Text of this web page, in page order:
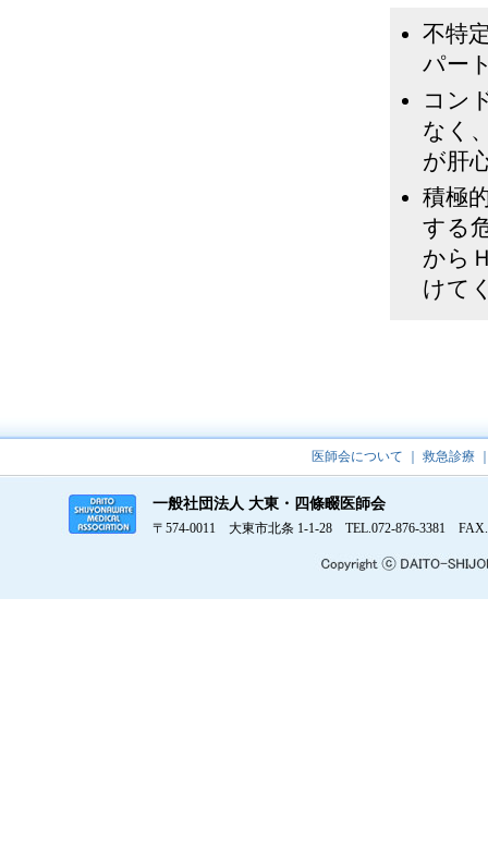
不特
パー
コン
なく
が肝
積極
する
から
けて
医師会について 救急診療
一般社団法人 大東・四條畷医師会
〒574-0011 大東市北条 1-1-28 TEL.072-876-3381